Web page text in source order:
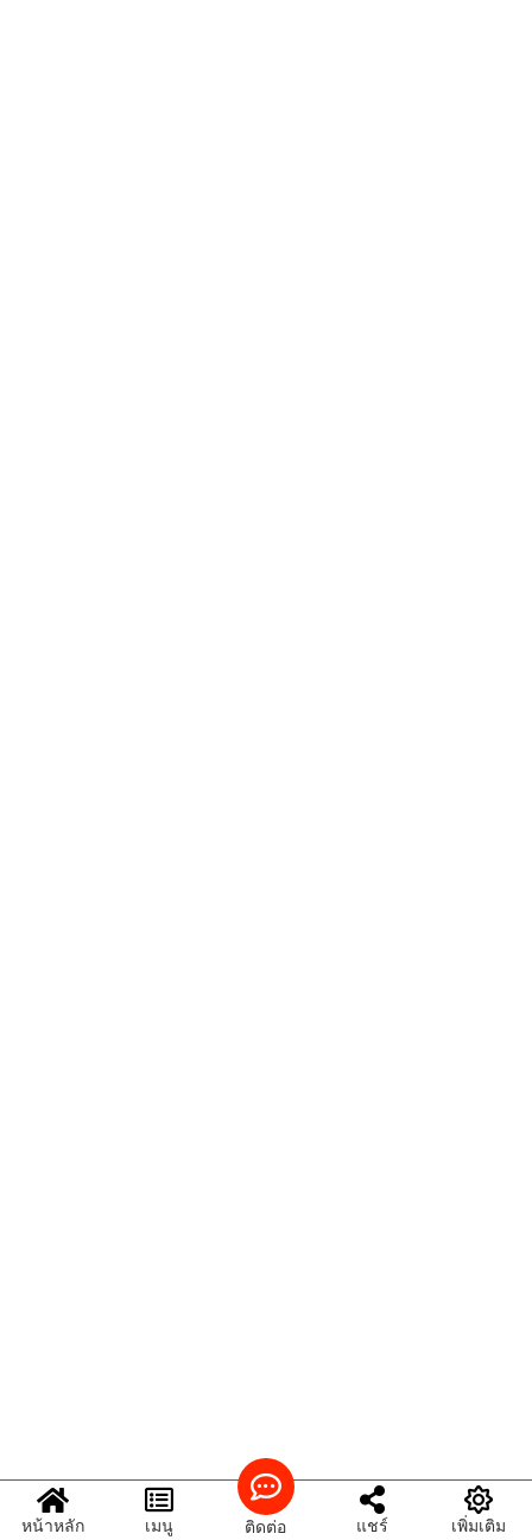
หน้าหลัก เมนู ติดต่อ แชร์ เพิ่มเติม